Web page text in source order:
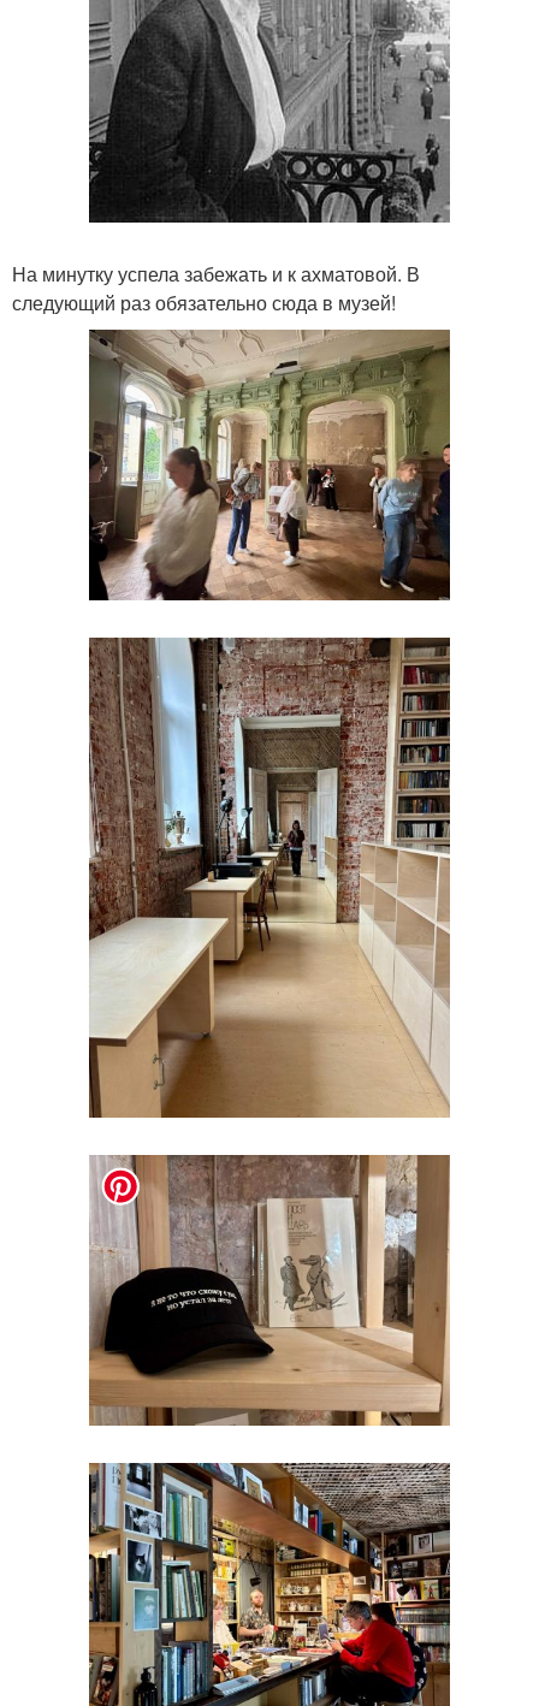
На минутку успела забежать и к ахматовой. В
следующий раз обязательно сюда в музей!